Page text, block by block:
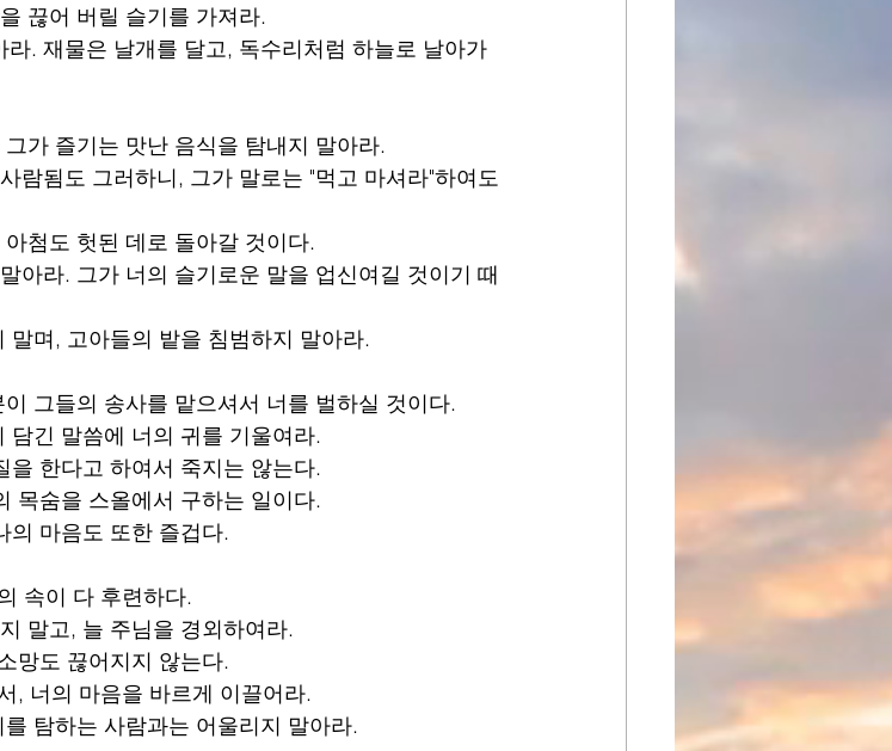
끊어 버릴 슬기를 가져라.
. 재물은 날개를 달고, 독수리처럼 하늘로 날아가
가 즐기는 맛난 음식을 탐내지 말아라.
람됨도 그러하니, 그가 말로는 "먹고 마셔라"하여도
첨도 헛된 데로 돌아갈 것이다.
아라. 그가 너의 슬기로운 말을 업신여길 것이기 때
며, 고아들의 밭을 침범하지 말아라.
그들의 송사를 맡으셔서 너를 벌하실 것이다.
담긴 말씀에 너의 귀를 기울여라.
을 한다고 하여서 죽지는 않는다.
목숨을 스올에서 구하는 일이다.
의 마음도 또한 즐겁다.
속이 다 후련하다.
말고, 늘 주님을 경외하여라.
망도 끊어지지 않는다.
, 너의 마음을 바르게 이끌어라.
탐하는 사람과는 어울리지 말아라.